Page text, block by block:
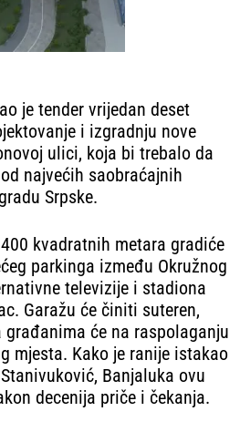
je tender vrijedan deset
i izgradnju nove
ulici, koja bi trebalo da
najvećih saobraćajnih
Srpske.
kvadratnih metara gradiće
parkinga između Okružnog
televizije i stadiona
Garažu će činiti suteren,
će na raspolaganju
mjesta. Kako je ranije istakao
Banjaluka ovu
decenija priče i čekanja.